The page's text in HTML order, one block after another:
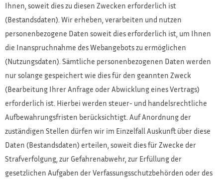
Ihnen, soweit dies zu diesen Zwecken erforderlich ist
(Bestandsdaten). Wir erheben, verarbeiten und nutzen
personenbezogene Daten soweit dies erforderlich ist, um Ihnen
die Inanspruchnahme des Webangebots zu ermöglichen
(Nutzungsdaten). Sämtliche personenbezogenen Daten werden
nur solange gespeichert wie dies für den geannten Zweck
(Bearbeitung Ihrer Anfrage oder Abwicklung eines Vertrags)
erforderlich ist. Hierbei werden steuer- und handelsrechtliche
Aufbewahrungsfristen berücksichtigt. Auf Anordnung der
zuständigen Stellen dürfen wir im Einzelfall Auskunft über diese
Daten (Bestandsdaten) erteilen, soweit dies für Zwecke der
Strafverfolgung, zur Gefahrenabwehr, zur Erfüllung der
gesetzlichen Aufgaben der Verfassungsschutzbehörden oder des